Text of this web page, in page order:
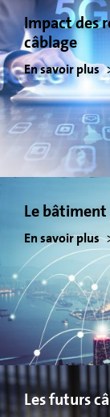
Impact des
câblage
En savoir plus
Le
En savoir plus
Les futurs